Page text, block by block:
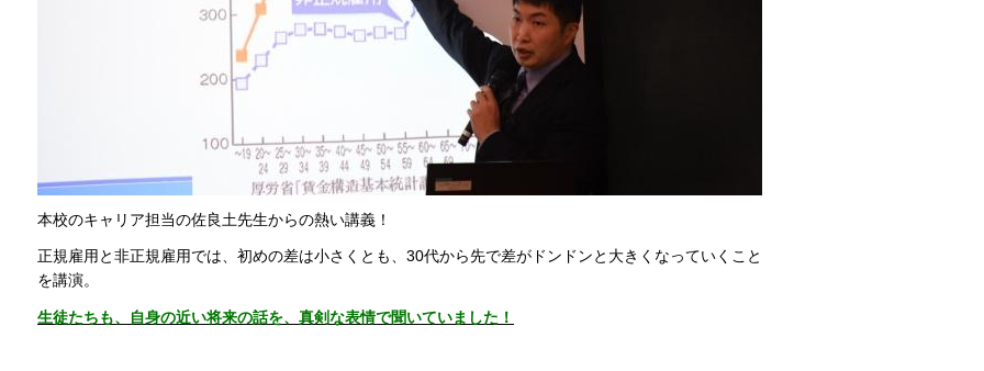
本校のキャリア担当の佐良土先生からの熱い講義！
正規雇用と非正規雇用では、初めの差は小さくとも、30代から先で差がドンドンと大きくなっていくこと
を講演。
生徒たちも、自身の近い将来の話を、真剣な表情で聞いていました！